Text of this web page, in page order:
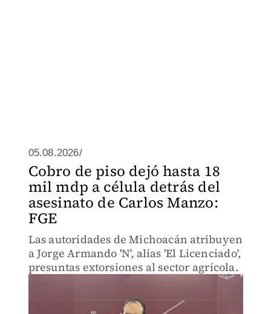
05.08.2026/
Cobro de piso dejó hasta 18
mil mdp a célula detrás del
asesinato de Carlos Manzo:
FGE
Las autoridades de Michoacán atribuyen
a Jorge Armando 'N', alias 'El Licenciado',
presuntas extorsiones al sector agrícola.